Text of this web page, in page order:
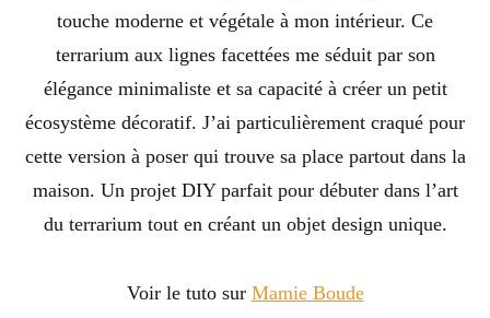
touche moderne et végétale à mon intérieur. Ce
terrarium aux lignes facettées me séduit par son
élégance minimaliste et sa capacité à créer un petit
écosystème décoratif. J’ai particulièrement craqué pour
cette version à poser qui trouve sa place partout dans la
maison. Un projet DIY parfait pour débuter dans l’art
du terrarium tout en créant un objet design unique.
Voir le tuto sur Mamie Boude